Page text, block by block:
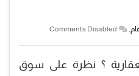
,
Comments Disabled
؟ نظرة على سوق